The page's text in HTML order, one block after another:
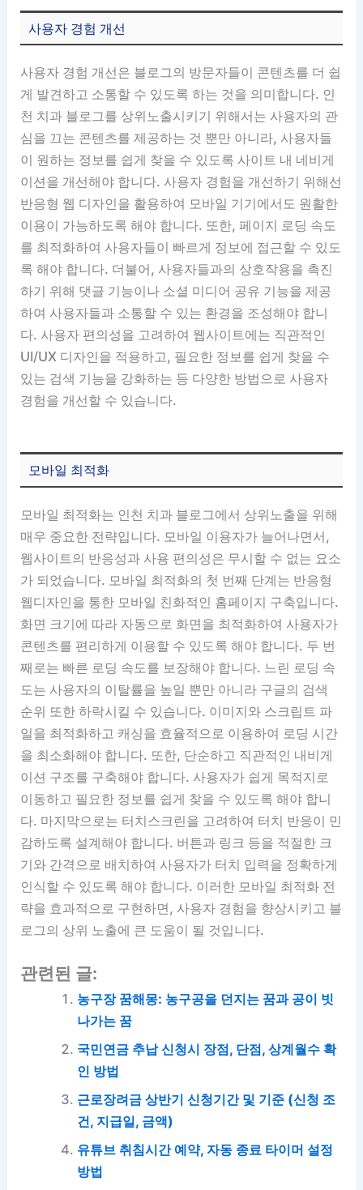
사용자 경험 개선
사용자 경험 개선은 블로그의 방문자들이 콘텐츠를 더 쉽
게 발견하고 소통할 수 있도록 하는 것을 의미합니다. 인
천 치과 블로그를 상위노출시키기 위해서는 사용자의 관
심을 끄는 콘텐츠를 제공하는 것 뿐만 아니라, 사용자들
이 원하는 정보를 쉽게 찾을 수 있도록 사이트 내 네비게
이션을 개선해야 합니다. 사용자 경험을 개선하기 위해선
반응형 웹 디자인을 활용하여 모바일 기기에서도 원활한
이용이 가능하도록 해야 합니다. 또한, 페이지 로딩 속도
를 최적화하여 사용자들이 빠르게 정보에 접근할 수 있도
록 해야 합니다. 더불어, 사용자들과의 상호작용을 촉진
하기 위해 댓글 기능이나 소셜 미디어 공유 기능을 제공
하여 사용자들과 소통할 수 있는 환경을 조성해야 합니
다. 사용자 편의성을 고려하여 웹사이트에는 직관적인
UI/UX 디자인을 적용하고, 필요한 정보를 쉽게 찾을 수
있는 검색 기능을 강화하는 등 다양한 방법으로 사용자
경험을 개선할 수 있습니다.
모바일 최적화
모바일 최적화는 인천 치과 블로그에서 상위노출을 위해
매우 중요한 전략입니다. 모바일 이용자가 늘어나면서,
웹사이트의 반응성과 사용 편의성은 무시할 수 없는 요소
가 되었습니다. 모바일 최적화의 첫 번째 단계는 반응형
웹디자인을 통한 모바일 친화적인 홈페이지 구축입니다.
화면 크기에 따라 자동으로 화면을 최적화하여 사용자가
콘텐츠를 편리하게 이용할 수 있도록 해야 합니다. 두 번
째로는 빠른 로딩 속도를 보장해야 합니다. 느린 로딩 속
도는 사용자의 이탈률을 높일 뿐만 아니라 구글의 검색
순위 또한 하락시킬 수 있습니다. 이미지와 스크립트 파
일을 최적화하고 캐싱을 효율적으로 이용하여 로딩 시간
을 최소화해야 합니다. 또한, 단순하고 직관적인 내비게
이션 구조를 구축해야 합니다. 사용자가 쉽게 목적지로
이동하고 필요한 정보를 쉽게 찾을 수 있도록 해야 합니
다. 마지막으로는 터치스크린을 고려하여 터치 반응이 민
감하도록 설계해야 합니다. 버튼과 링크 등을 적절한 크
기와 간격으로 배치하여 사용자가 터치 입력을 정확하게
인식할 수 있도록 해야 합니다. 이러한 모바일 최적화 전
략을 효과적으로 구현하면, 사용자 경험을 향상시키고 블
로그의 상위 노출에 큰 도움이 될 것입니다.
관련된 글:
농구장 꿈해몽: 농구공을 던지는 꿈과 공이 빗
나가는 꿈
국민연금 추납 신청시 장점, 단점, 상계월수 확
인 방법
근로장려금 상반기 신청기간 및 기준 (신청 조
건, 지급일, 금액)
유튜브 취침시간 예약, 자동 종료 타이머 설정
방법